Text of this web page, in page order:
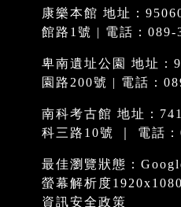
康樂本館 地址：
館路1號 | 電話：089-
卑南遺址公園 地址：
園路200號 | 電話：
南科考古館 地址：
科三路10號 ｜ 電話
最佳瀏覽狀態：
螢幕解析度
資訊安全政策